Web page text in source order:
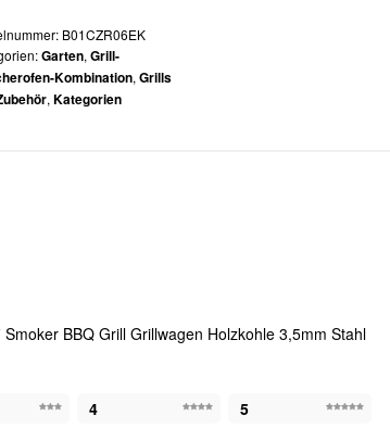
B01CZR06EK
Garten,Grill-
Kombination,Grills
,Kategorien
BBQ Grill Grillwagen Holzkohle 3,5mm Stahl
4 5